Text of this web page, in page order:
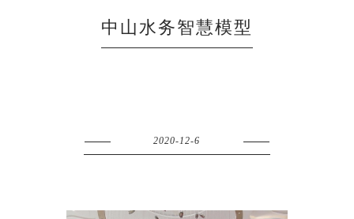
中山水务智慧模型
2020-12-6